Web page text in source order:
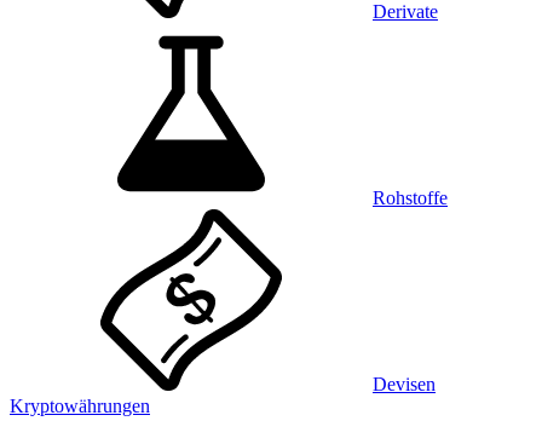
Derivate
Rohstoffe
Devisen
Kryptowährungen